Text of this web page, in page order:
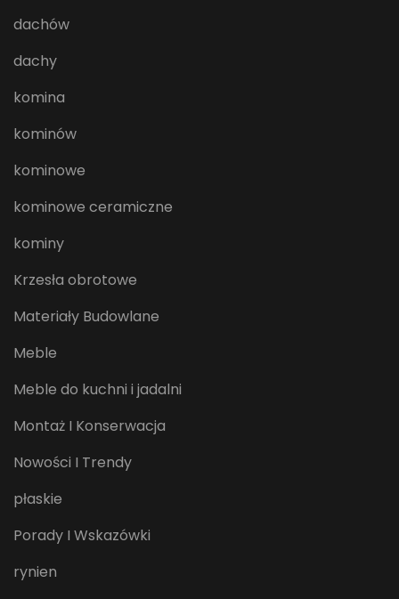
dachów
dachy
komina
kominów
kominowe
kominowe ceramiczne
kominy
Krzesła obrotowe
Materiały Budowlane
Meble
Meble do kuchni i jadalni
Montaż I Konserwacja
Nowości I Trendy
płaskie
Porady I Wskazówki
rynien